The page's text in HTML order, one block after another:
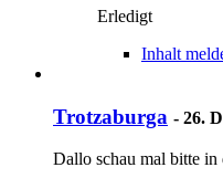
Erledigt
Inhalt
Trotzaburga - 26.
Dallo schau mal bitte